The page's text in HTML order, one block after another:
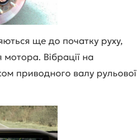
ще до початку руху,
Вібрації на
приводного валу рульової